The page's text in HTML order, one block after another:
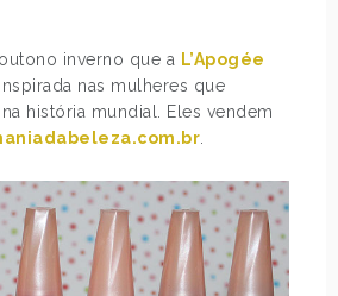
inverno que a L’Apogée
nas mulheres que
história mundial. Eles vendem
PRÓXIMO POST
NOVA YORK -
ALIMENTAÇÃO